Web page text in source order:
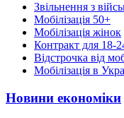
Звільнення з
Мобілізація 50+
Мобілізація жінок
Контракт для 18-
Відстрочка від
Мобілізація в
Новини економіки